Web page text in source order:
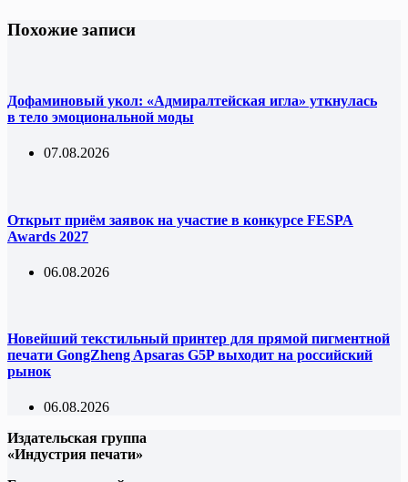
Похожие записи
Дофаминовый укол: «Адмиралтейская игла» уткнулась
в тело эмоциональной моды
07.08.2026
Открыт приём заявок на участие в конкурсе FESPA
Awards 2027
06.08.2026
Новейший текстильный принтер для прямой пигментной
печати GongZheng Apsaras G5P выходит на российский
рынок
06.08.2026
Издательская группа
«Индустрия печати»